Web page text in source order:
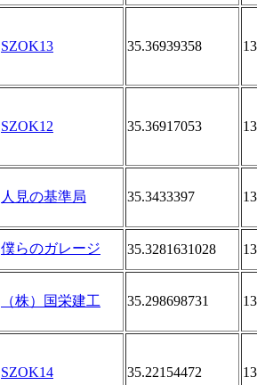
SZOK13 35.36939358
SZOK12 35.36917053
人見の基準局 35.3433397
僕らのガレージ 35.3281631028
（株）国栄建工 35.298698731
SZOK14 35.22154472